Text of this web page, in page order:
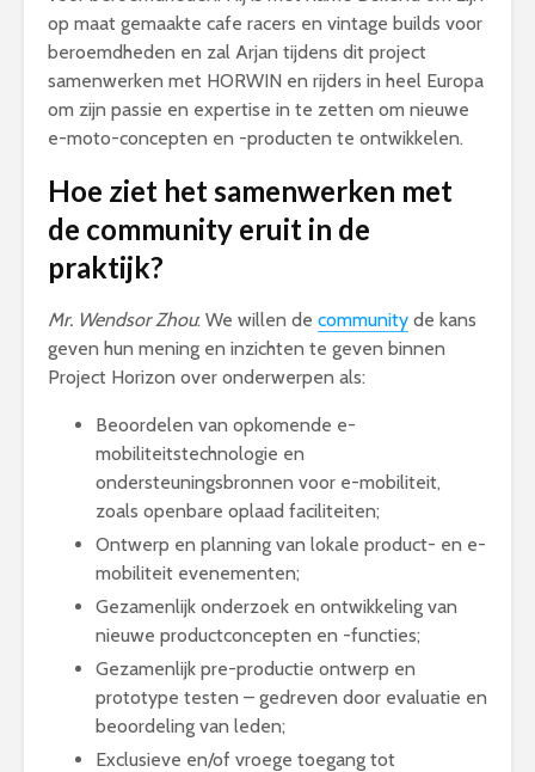
op maat gemaakte cafe racers en vintage builds voor
beroemdheden en zal Arjan tijdens dit project
samenwerken met HORWIN en rijders in heel Europa
om zijn passie en expertise in te zetten om nieuwe
e-moto-concepten en -producten te ontwikkelen.
Hoe ziet het samenwerken met
de community eruit in de
praktijk?
Mr. Wendsor Zhou: We willen de community de kans
geven hun mening en inzichten te geven binnen
Project Horizon over onderwerpen als:
Beoordelen van opkomende e-
mobiliteitstechnologie en
ondersteuningsbronnen voor e-mobiliteit,
zoals openbare oplaad faciliteiten;
Ontwerp en planning van lokale product- en e-
mobiliteit evenementen;
Gezamenlijk onderzoek en ontwikkeling van
nieuwe productconcepten en -functies;
Gezamenlijk pre-productie ontwerp en
prototype testen – gedreven door evaluatie en
beoordeling van leden;
Exclusieve en/of vroege toegang tot